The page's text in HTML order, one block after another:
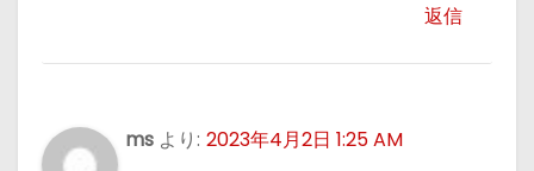
返信
ms より: 2023年4月2日 1:25 AM